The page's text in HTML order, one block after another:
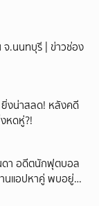
จ.นนทบุรี | ข่าวช่อง
ยิ่งน่าสลด! หลังคดี
หดหู่?!
า อดีตนักฟุตบอล
นแอปหาคู่ พบอยู่